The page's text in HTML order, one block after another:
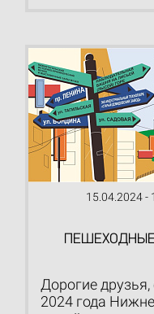
15.04.2024 -
ПЕШЕХОДНЫЕ
Дорогие друзья,
2024 года